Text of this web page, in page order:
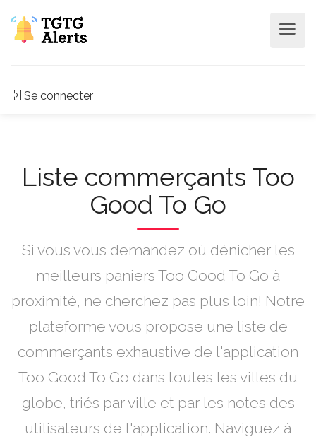
Se connecter
Liste commerçants Too
Good To Go
Si vous vous demandez où dénicher les
meilleurs paniers Too Good To Go à
proximité, ne cherchez pas plus loin! Notre
plateforme vous propose une liste de
commerçants exhaustive de l'application
Too Good To Go dans toutes les villes du
globe, triés par ville et par les notes des
utilisateurs de l'application. Naviguez à